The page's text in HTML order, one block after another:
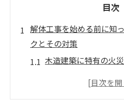
目次
解体工事を始める前に知
クとその対策
木造建築に特有の火
古い建物の解体で発